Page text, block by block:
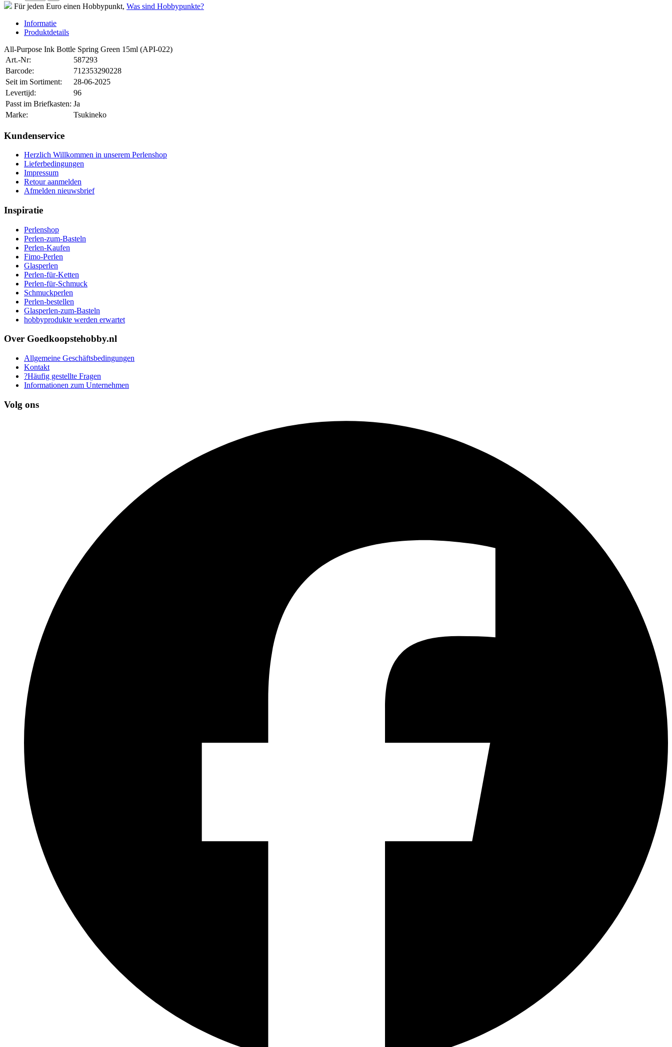
Für jeden Euro einen Hobbypunkt, Was sind Hobbypunkte?
Informatie
Produktdetails
All-Purpose Ink Bottle Spring Green 15ml (API-022)
Art.-Nr:
587293
Barcode:
712353290228
Seit im Sortiment:
28-06-2025
Levertijd:
96
Passt im Briefkasten: Ja
Marke:
Tsukineko
Kundenservice
Herzlich Willkommen in unserem Perlenshop
Lieferbedingungen
Impressum
Retour aanmelden
Afmelden nieuwsbrief
Inspiratie
Perlenshop
Perlen-zum-Basteln
Perlen-Kaufen
Fimo-Perlen
Glasperlen
Perlen-für-Ketten
Perlen-für-Schmuck
Schmuckperlen
Perlen-bestellen
Glasperlen-zum-Basteln
hobbyprodukte werden erwartet
Over Goedkoopstehobby.nl
Allgemeine Geschäftsbedingungen
Kontakt
?Häufig gestellte Fragen
Informationen zum Unternehmen
Volg ons